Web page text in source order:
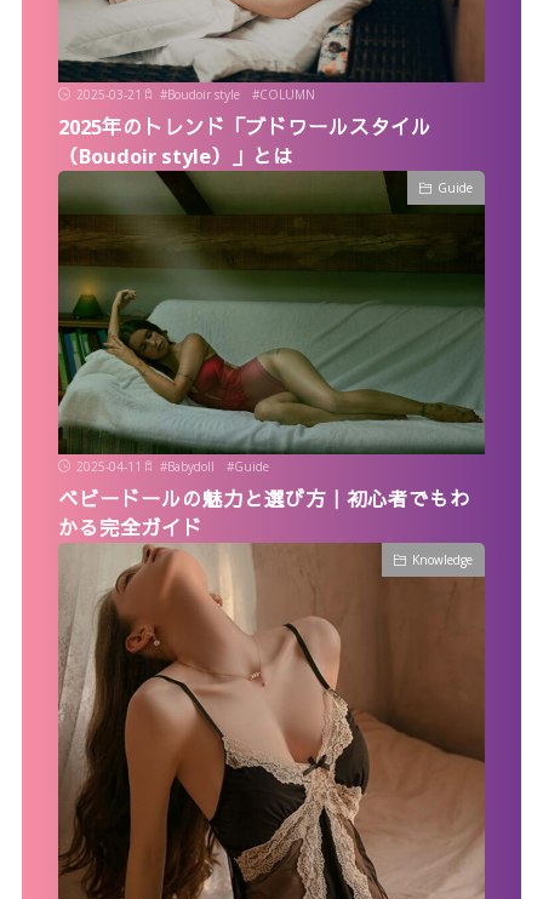
2025-03-21 #Boudoir style #COLUMN
2025年のトレンド「ブドワールスタイル
（Boudoir style）」とは
Guide
2025-04-11 #Babydoll #Guide
ベビードールの魅力と選び方｜初心者でもわ
かる完全ガイド
Knowledge